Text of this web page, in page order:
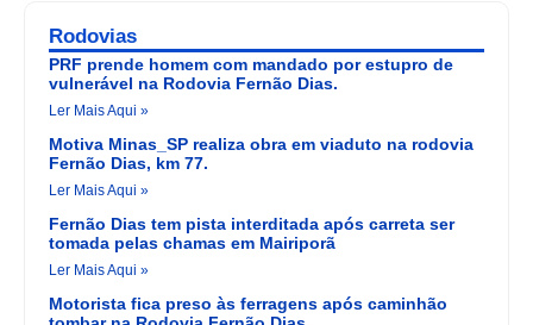
Rodovias
PRF prende homem com mandado por estupro de
vulnerável na Rodovia Fernão Dias.
Ler Mais Aqui »
Motiva Minas_SP realiza obra em viaduto na rodovia
Fernão Dias, km 77.
Ler Mais Aqui »
Fernão Dias tem pista interditada após carreta ser
tomada pelas chamas em Mairiporã
Ler Mais Aqui »
Motorista fica preso às ferragens após caminhão